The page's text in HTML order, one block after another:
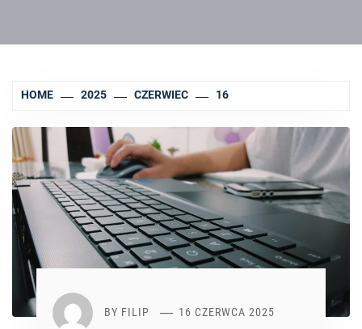
HOME 2025 CZERWIEC 16
BY FILIP 16 CZERWCA 2025